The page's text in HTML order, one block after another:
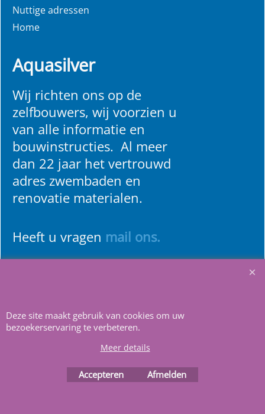
Nuttige adressen
Home
Aquasilver
Wij richten ons op de
zelfbouwers, wij voorzien u
van alle informatie en
bouwinstructies. Al meer
dan 22 jaar het vertrouwd
adres zwembaden en
renovatie materialen.
Heeft u vragen mail ons.
Webwinkel gemaakt met
software.
Deze site maakt gebruik van cookies om uw
bezoekerservaring te verbeteren.
Meer details
Accepteren Afmelden